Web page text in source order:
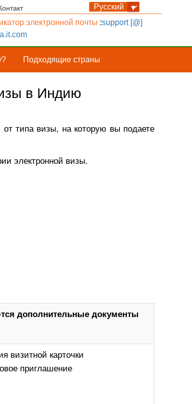
электронной почты :support [@]
Подходящие страны
в Индию
типа визы, на которую вы подаете
электронной визы.
дополнительные документы
визитной карточки
приглашение